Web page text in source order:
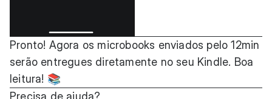
Pronto! Agora os microbooks enviados pelo 12min
serão entregues diretamente no seu Kindle. Boa
leitura! 📚
Precisa de ajuda?